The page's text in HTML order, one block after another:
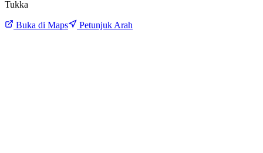
Tukka
Buka di Maps Petunjuk Arah